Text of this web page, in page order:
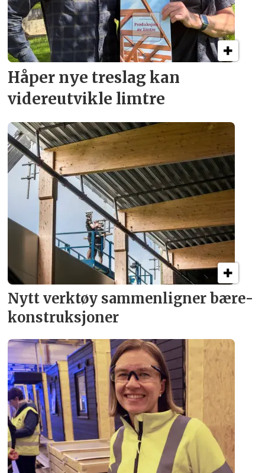
Håper nye treslag kan
videreutvikle limtre
Nytt verktøy sammenligner bære­
konstruksjoner